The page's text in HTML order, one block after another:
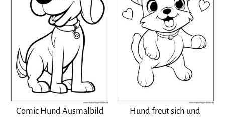
Comic Hund Ausmalbild
Hund freut sich und